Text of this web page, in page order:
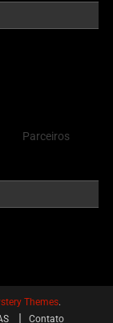
Parceiros
Themes.
Contato